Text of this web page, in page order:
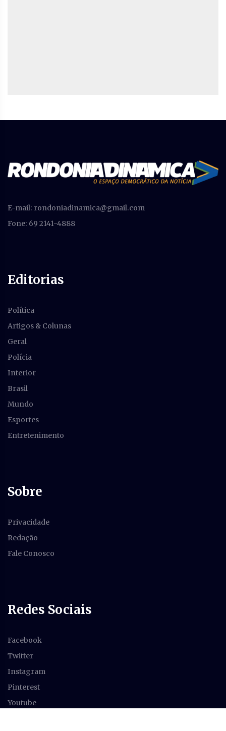
E-mail: rondoniadinamica@gmail.com
Fone: 69 2141-4888
Editorias
Política
Artigos & Colunas
Geral
Polícia
Interior
Brasil
Mundo
Esportes
Entretenimento
Sobre
Privacidade
Redação
Fale Conosco
Redes Sociais
Facebook
Twitter
Instagram
Pinterest
Youtube